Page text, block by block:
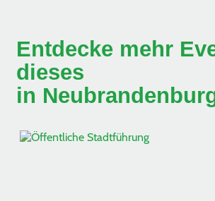
Entdecke mehr
dieses
in